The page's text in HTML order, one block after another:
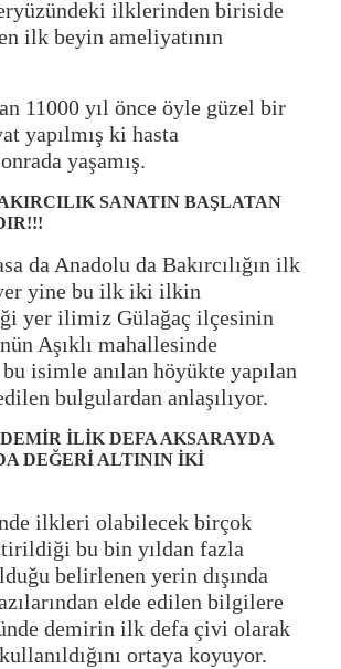
ilklerinden biriside
ilk beyin ameliyatının
11000 yıl önce öyle güzel bir
yapılmış ki hasta
yaşamış.
SANATIN BAŞLATAN
da Anadolu da Bakırcılığın ilk
yer yine bu ilk iki ilkin
yer ilimiz Gülağaç ilçesinin
Aşıklı mahallesinde
isimle anılan höyükte yapılan
bulgulardan anlaşılıyor.
İLİK DEFA AKSARAYDA
DEĞERİ ALTININ İKİ
ilkleri olabilecek birçok
bu bin yıldan fazla
belirlenen yerin dışında
elde edilen bilgilere
demirin ilk defa çivi olarak
ortaya koyuyor.